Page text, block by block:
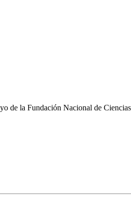
de la Fundación Nacional de